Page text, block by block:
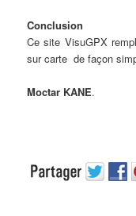
Conclusion
Ce site VisuGPX
sur carte de façon
Moctar KANE.